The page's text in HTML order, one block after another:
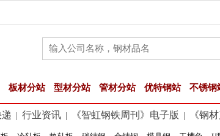
板材分站 型材分站 管材分站 优特钢站 不锈钢
行业资讯 《智虹钢铁周刊》电子版 《钢